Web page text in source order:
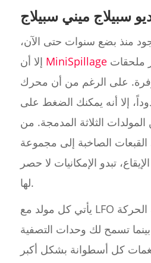
سبيلاج ميني سبيلاج
منذ بضع سنوات حتى الآن،
MiniSpillageلا يزال أحد أكثر ملحقات VST
على الرغم من أن محرك
إلا أنه يمكنك الضغط على
الثلاثة المدمجة. من
القبعات الصاخبة إلى مجموعة
تبدو الإمكانيات لا حصر
لها.
يأتي كل مولد مع LFO ومغلف لإضافة الحركة
تسمح لك وحدات التصفية